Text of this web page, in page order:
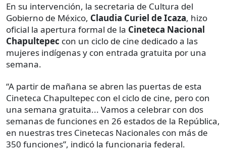
En su intervención, la secretaria de Cultura del
Gobierno de México, Claudia Curiel de Icaza, hizo
oficial la apertura formal de la Cineteca Nacional
Chapultepec con un ciclo de cine dedicado a las
mujeres indígenas y con entrada gratuita por una
semana.
“A partir de mañana se abren las puertas de esta
Cineteca Chapultepec con el ciclo de cine, pero con
una semana gratuita... Vamos a celebrar con dos
semanas de funciones en 26 estados de la República,
en nuestras tres Cinetecas Nacionales con más de
350 funciones”, indicó la funcionaria federal.